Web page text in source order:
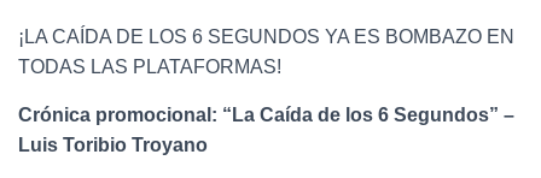
¡LA CAÍDA DE LOS 6 SEGUNDOS YA ES BOMBAZO EN
TODAS LAS PLATAFORMAS!
Crónica promocional: “La Caída de los 6 Segundos” –
Luis Toribio Troyano